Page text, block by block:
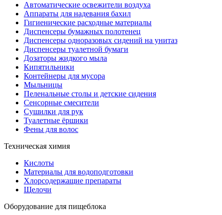
Автоматические освежители воздуха
Аппараты для надевания бахил
Гигиенические расходные материалы
Диспенсеры бумажных полотенец
Диспенсеры одноразовых сидений на унитаз
Диспенсеры туалетной бумаги
Дозаторы жидкого мыла
Кипятильники
Контейнеры для мусора
Мыльницы
Пеленальные столы и детские сидения
Сенсорные смесители
Сушилки для рук
Туалетные ёршики
Фены для волос
Техническая химия
Кислоты
Материалы для водоподготовки
Хлорсодержащие препараты
Щелочи
Оборудование для пищеблока